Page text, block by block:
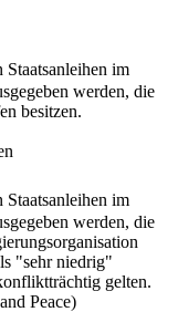
im
werden, die
besitzen.
im
werden, die
"sehr niedrig"
gelten.
Peace)